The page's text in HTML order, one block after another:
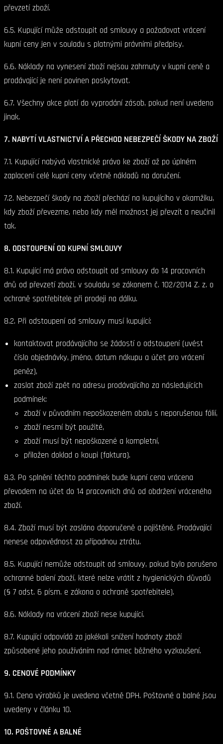
převzetí zboží.
6.5. Kupující může odstoupit od smlouvy a požadovat vrácení
kupní ceny jen v souladu s platnými právními předpisy.
6.6. Náklady na vynesení zboží nejsou zahrnuty v kupní ceně a
prodávající je není povinen poskytovat.
6.7. Všechny akce platí do vyprodání zásob, pokud není uvedeno
jinak.
7. NABYTÍ VLASTNICTVÍ A PŘECHOD NEBEZPEČÍ ŠKODY NA ZBOŽÍ
7.1. Kupující nabývá vlastnické právo ke zboží až po úplném
zaplacení celé kupní ceny včetně nákladů na doručení.
7.2. Nebezpečí škody na zboží přechází na kupujícího v okamžiku,
kdy zboží převezme, nebo kdy měl možnost jej převzít a neučinil
tak.
8. ODSTOUPENÍ OD KUPNÍ SMLOUVY
8.1. Kupující má právo odstoupit od smlouvy do 14 pracovních
dnů od převzetí zboží, v souladu se zákonem č. 102/2014 Z. z. o
ochraně spotřebitele při prodeji na dálku.
8.2. Při odstoupení od smlouvy musí kupující:
kontaktovat prodávajícího se žádostí o odstoupení (uvést
číslo objednávky, jméno, datum nákupu a účet pro vrácení
peněz),
zaslat zboží zpět na adresu prodávajícího za následujících
podmínek:
zboží v původním nepoškozeném obalu s neporušenou fólií,
zboží nesmí být použité,
zboží musí být nepoškozené a kompletní,
přiložen doklad o koupi (faktura).
8.3. Po splnění těchto podmínek bude kupní cena vrácena
převodem na účet do 14 pracovních dnů od obdržení vráceného
zboží.
8.4. Zboží musí být zasláno doporučeně a pojištěné. Prodávající
nenese odpovědnost za případnou ztrátu.
8.5. Kupující nemůže odstoupit od smlouvy, pokud bylo porušeno
ochranné balení zboží, které nelze vrátit z hygienických důvodů
(§ 7 odst. 6 písm. e zákona o ochraně spotřebitele).
8.6. Náklady na vrácení zboží nese kupující.
8.7. Kupující odpovídá za jakékoli snížení hodnoty zboží
způsobené jeho používáním nad rámec běžného vyzkoušení.
9. CENOVÉ PODMÍNKY
9.1. Cena výrobků je uvedena včetně DPH. Poštovné a balné jsou
uvedeny v článku 10.
10. POŠTOVNÉ A BALNÉ